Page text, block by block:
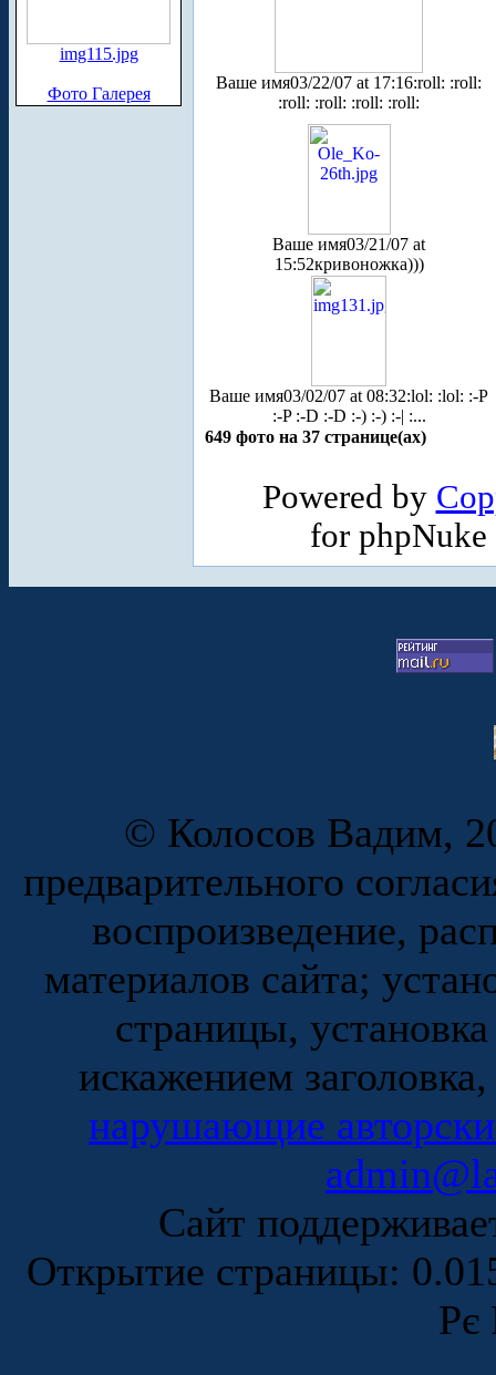
img115.jpg
Фото Галерея
Ваше имя03/22/07 at 17:16:roll: :roll:
:roll: :roll: :roll: :roll:
Ваше имя03/21/07 at
15:52кривоножка)))
Ваше имя03/02/07 at 08:32:lol: :lol: :-P
:-P :-D :-D :-) :-) :-| :...
649 фото на 37 странице(ах)
Powered by
for
© Колосов Вадим,
предварительного
воспроизведение,
материалов сайта;
страницы,
искажением
нарушающие
Сайт
Открытие страницы:
Рє